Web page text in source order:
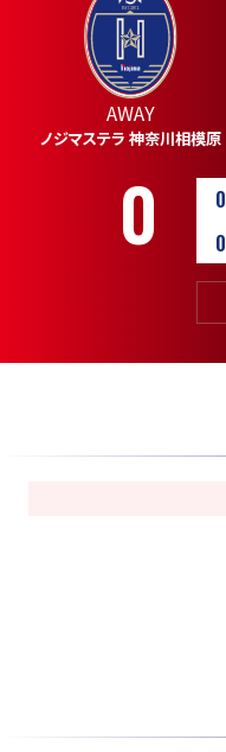
AWAY
ノジマステラ 神奈川相模原
0 0
0